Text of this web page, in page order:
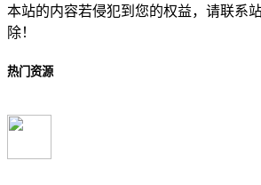
本站的内容若侵犯到您的权益，请联系
除！
热门资源